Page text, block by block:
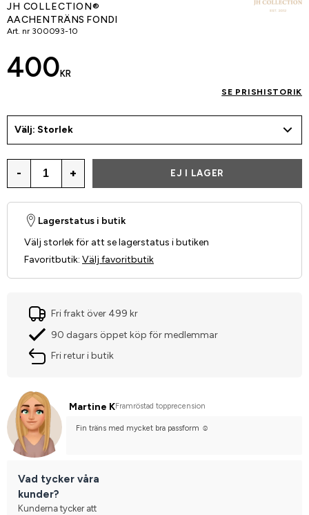
JH COLLECTION®
AACHENTRÄNS FONDI
Art. nr 300093-10
400 KR
SE PRISHISTORIK
Välj: Storlek
- + EJ I LAGER
Lagerstatus i butik
Välj storlek för att se lagerstatus i butiken
Favoritbutik: Välj favoritbutik
Fri frakt över 499 kr
90 dagars öppet köp för medlemmar
Fri retur i butik
Martine KFramröstad topprecension
Fin träns med mycket bra passform ☺️
Vad tycker våra
kunder?
Kunderna tycker att